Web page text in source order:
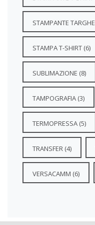
STAMPANTE TARGHE
STAMPA T-SHIRT (6)
SUBLIMAZIONE (8)
TAMPOGRAFIA (3)
TERMOPRESSA (5)
TRANSFER (4)
VERSACAMM (6)